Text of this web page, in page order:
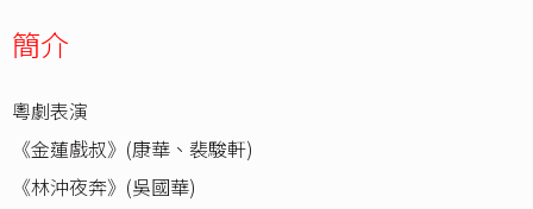
簡介
粵劇表演
《金蓮戲叔》(康華、裴駿軒)
《林沖夜奔》(吳國華)